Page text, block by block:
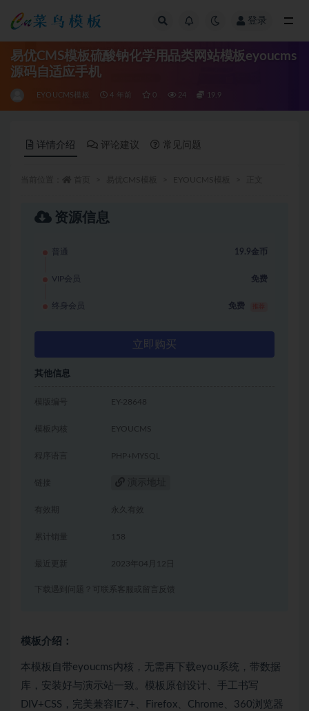
登录
易优CMS模板硫酸钠化学用品类网站模板eyoucms
源码自适应手机
EYOUCMS模板 4 年前 0 24 19.9
详情介绍 评论建议 常见问题
资源信息
普通 19.9金币
VIP会员 免费
终身会员 免费
立即购买
其他信息
模版编号 EY-28648
模板内核 EYOUCMS
程序语言 PHP+MYSQL
链接
有效期 永久有效
累计销量 158
2023年04月12日
下载遇到问题？可联系客服或留言反馈
模板介绍：
本模板自带eyoucms内核，无需再下载eyou系统，带数据
库，安装好与演示站一致。模板原创设计、手工书写
DIV+CSS，完美兼容IE7+、Firefox、Chrome、360浏览器